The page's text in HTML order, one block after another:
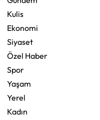
Kulis
Ekonomi
Siyaset
Özel Haber
Spor
Yaşam
Yerel
Kadın